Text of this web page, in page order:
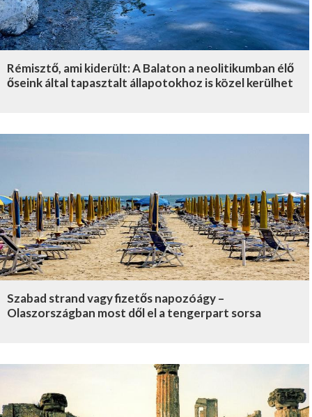
Rémisztő, ami kiderült: A Balaton a neolitikumban élő
őseink által tapasztalt állapotokhoz is közel kerülhet
Szabad strand vagy fizetős napozóágy –
Olaszországban most dől el a tengerpart sorsa